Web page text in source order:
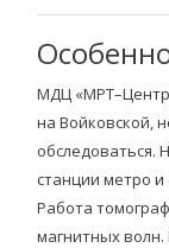
МДЦ
на Войковской,
обследоваться.
станции метро
Работа
магнитных